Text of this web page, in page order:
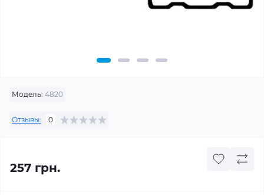
Модель: 4820
Отзывы: 0
257 грн.